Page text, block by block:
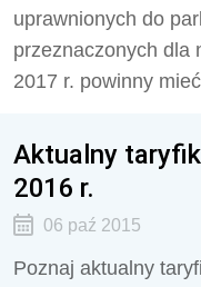
uprawnionych do
przeznaczonych dla
2017 r. powinny
Aktualny
2016 r.
06 paź 2015
Poznaj aktualny